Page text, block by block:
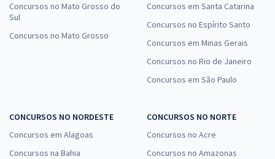
Concursos no Mato Grosso do
Sul
Concursos no Mato Grosso
Concursos em Santa Catarina
Concursos no Espírito Santo
Concursos em Minas Gerais
Concursos no Rio de Janeiro
Concursos em São Paulo
CONCURSOS NO NORDESTE
Concursos em Alagoas
Concursos na Bahia
CONCURSOS NO NORTE
Concursos no Acre
Concursos no Amazonas